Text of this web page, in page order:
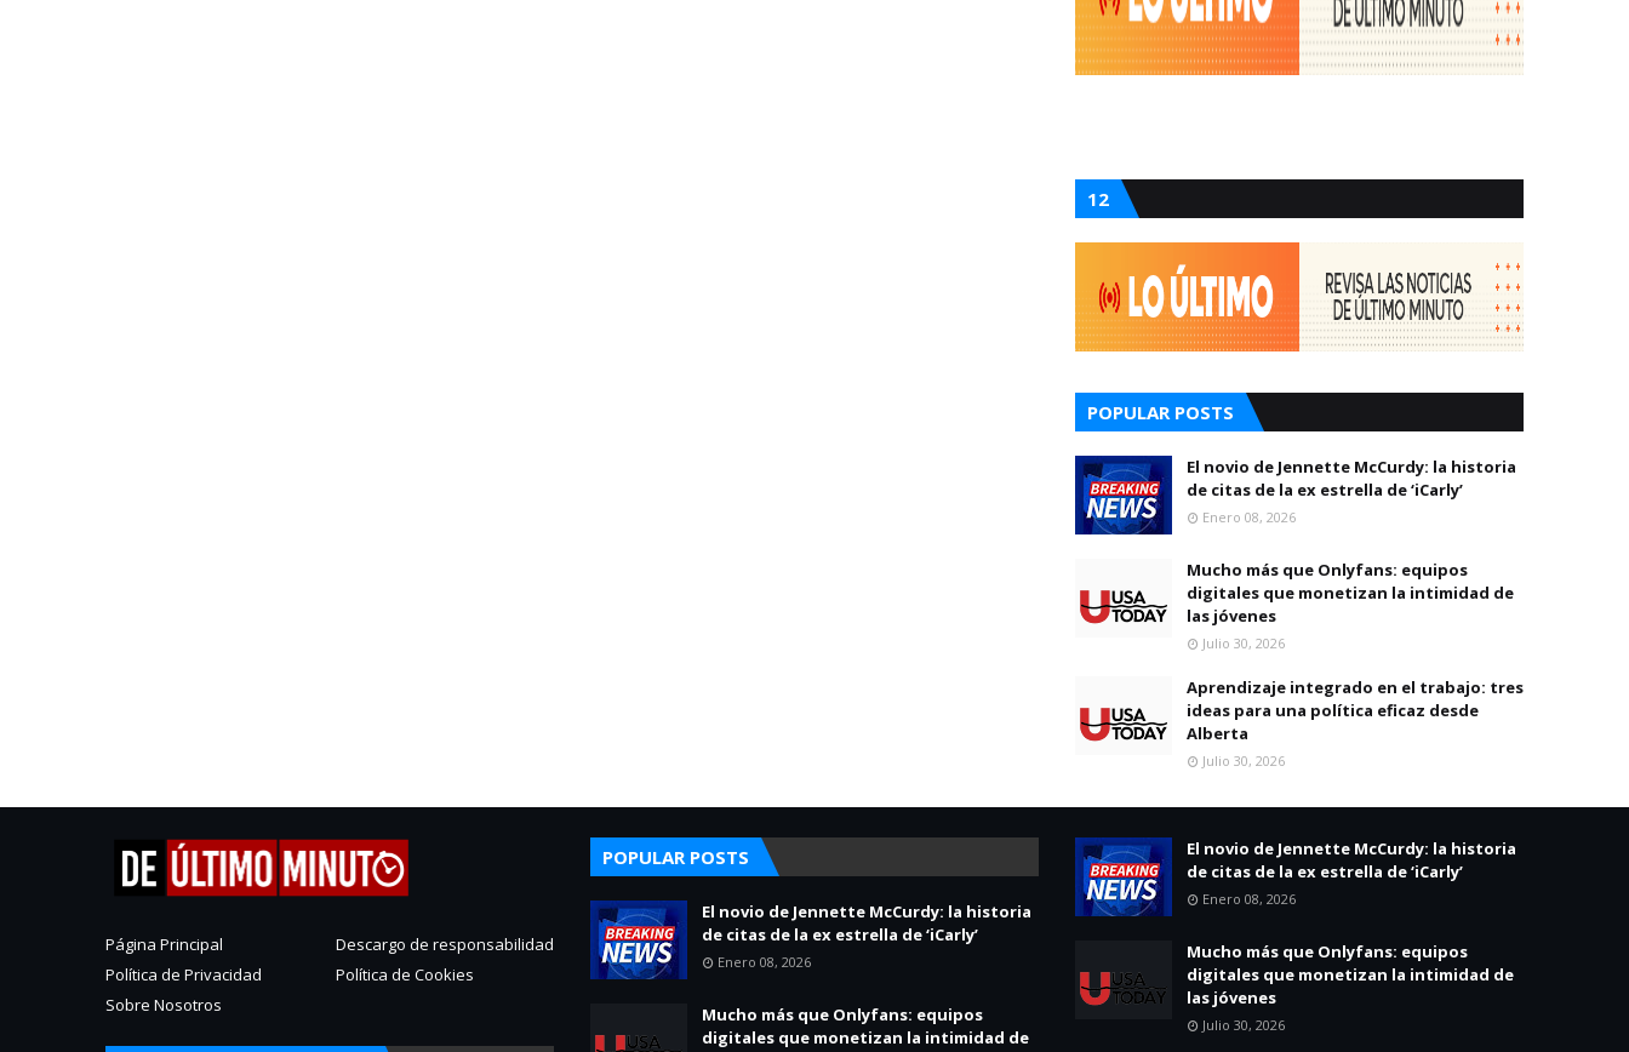
12
POPULAR POSTS
El novio de Jennette McCurdy: la historia
de citas de la ex estrella de ‘iCarly’
Enero 08, 2026
Mucho más que Onlyfans: equipos
digitales que monetizan la intimidad de
las jóvenes
Julio 30, 2026
Aprendizaje integrado en el trabajo: tres
ideas para una política eficaz desde
Alberta
Julio 30, 2026
Página Principal
Descargo de responsabilidad
Política de Privacidad
Política de Cookies
Sobre Nosotros
POPULAR POSTS
El novio de Jennette McCurdy: la historia
de citas de la ex estrella de ‘iCarly’
Enero 08, 2026
Mucho más que Onlyfans: equipos
digitales que monetizan la intimidad de
El novio de Jennette McCurdy: la historia
de citas de la ex estrella de ‘iCarly’
Enero 08, 2026
Mucho más que Onlyfans: equipos
digitales que monetizan la intimidad de
las jóvenes
Julio 30, 2026